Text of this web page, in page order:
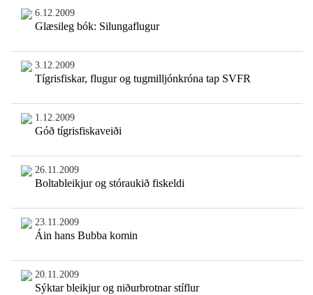
6.12.2009
Glæsileg bók: Silungaflugur
3.12.2009
Tígrisfiskar, flugur og tugmilljónkróna tap SVFR
1.12.2009
Góð tígrisfiskaveiði
26.11.2009
Boltableikjur og stóraukið fiskeldi
23.11.2009
Áin hans Bubba komin
20.11.2009
Sýktar bleikjur og niðurbrotnar stíflur